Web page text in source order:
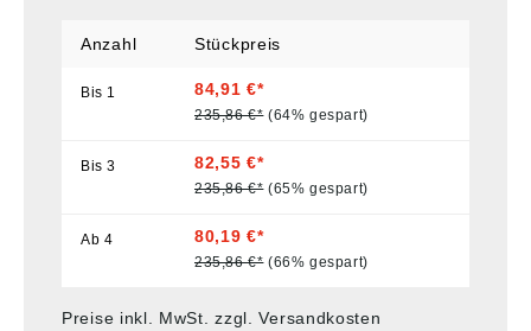
Anzahl Stückpreis
Bis 1 84,91 €*
235,86 €* (64% gespart)
Bis3 82,55 €*
235,86 €* (65% gespart)
Ab 4 80,19 €*
235,86 €* (66% gespart)
Preise inkl. MwSt. zzgl. Versandkosten